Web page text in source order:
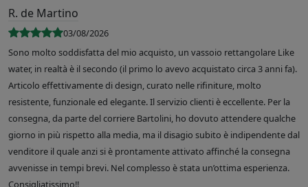
R. de Martino
03/08/2026
Sono molto soddisfatta del mio acquisto, un vassoio rettangolare Like
water, in realtà è il secondo (il primo lo avevo acquistato circa 3 anni fa).
Articolo effettivamente di design, curato nelle rifiniture, molto
resistente, funzionale ed elegante. Il servizio clienti è eccellente. Per la
consegna, da parte del corriere Bartolini, ho dovuto attendere qualche
giorno in più rispetto alla media, ma il disagio subito è indipendente dal
venditore il quale anzi si è prontamente attivato affinché la consegna
avvenisse in tempi brevi. Nel complesso è stata un’ottima esperienza.